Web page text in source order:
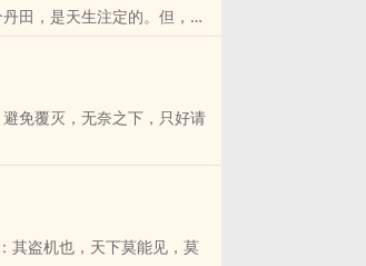
田，是天生注定的。但，如
群和微博里的朋友推荐
免覆灭，无奈之下，只好请
突然发现，他的每一句话、
破。
其盗机也，天下莫能见，莫